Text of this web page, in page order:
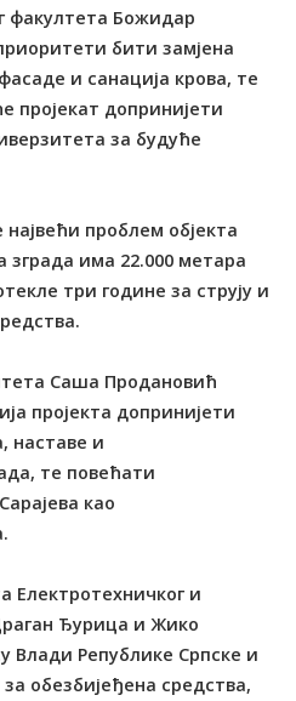
факултета Божидар
бити замјена
и санација крова, те
пројекат допринијети
за будуће
највећи проблем објекта
зграда има 22.000 метара
три године за струју и
Саша Продановић
пројекта допринијети
наставе и
те повећати
као
Електротехничког и
Ђурица и Жико
Влади Републике Српске и
обезбијеђена средства,